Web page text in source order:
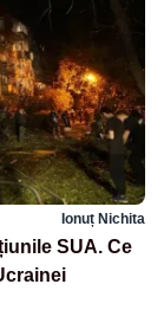
Ionuț Nichita
SUA. Ce